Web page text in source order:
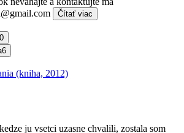
Čítať viac
0
6
(kniha, 2012)
ju vsetci uzasne chvalili, zostala som